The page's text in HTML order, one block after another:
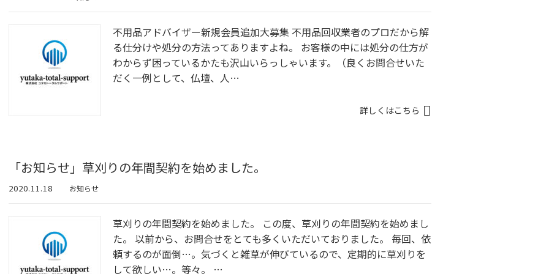
不用品アドバイザー新規会員追加大募集 不用品回収業者のプロだから解
る仕分けや処分の方法ってありますよね。 お客様の中には処分の仕方が
わからず困っているかたも沢山いらっしゃいます。（良くお問合せいた
だく一例として、仏壇、人…
詳しくはこちら
「お知らせ」草刈りの年間契約を始めました。
2020.11.18 お知らせ
草刈りの年間契約を始めました。 この度、草刈りの年間契約を始めまし
た。 以前から、お問合せをとても多くいただいておりました。 毎回、依
頼するのが面倒…。気づくと雑草が伸びているので、定期的に草刈りを
して欲しい…。等々。 …